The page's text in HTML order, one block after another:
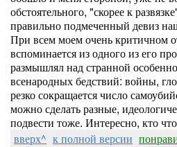
обстоятельного, "скорее к
правильно подмеченный девиз
При всем моем очень критичном
вспоминается из одного из его
размышлял над странной
всенародных бедствий: войны,
резко сокращается число
можно сделать разные,
подвести тоже. Интересно, кто
вверх^ к полной версии